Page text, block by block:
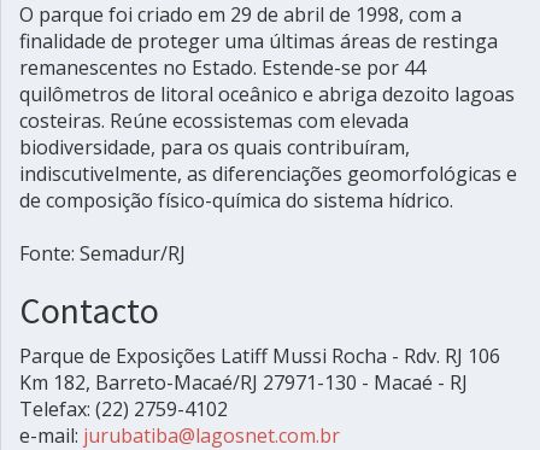
O parque foi criado em 29 de abril de 1998, com a
finalidade de proteger uma últimas áreas de restinga
remanescentes no Estado. Estende-se por 44
quilômetros de litoral oceânico e abriga dezoito lagoas
costeiras. Reúne ecossistemas com elevada
biodiversidade, para os quais contribuíram,
indiscutivelmente, as diferenciações geomorfológicas e
de composição físico-química do sistema hídrico.
Fonte: Semadur/RJ
Contacto
Parque de Exposições Latiff Mussi Rocha - Rdv. RJ 106
Km 182, Barreto-Macaé/RJ 27971-130 - Macaé - RJ
Telefax: (22) 2759-4102
e-mail: jurubatiba@lagosnet.com.br